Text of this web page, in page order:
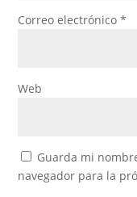
Correo electrónico*
Web
Guarda mi
navegador para la